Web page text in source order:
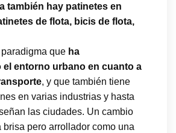
también hay patinetes en
de flota, bicis de flota,
que ha
el entorno urbano en cuanto a
, y que también tiene
en varias industrias y hasta
las ciudades. Un cambio
brisa pero arrollador como una